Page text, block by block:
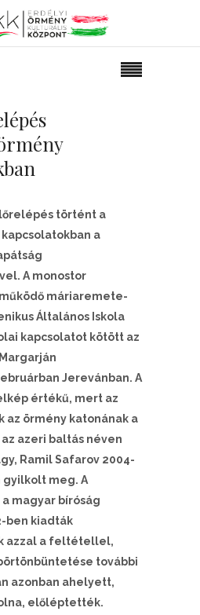
történt a
a
A monostor
máriaremete-
Általános Iskola
kapcsolatot kötött az
Jerevánban. A
értékű, mert az
az örmény katonának a
azeri baltás néven
Ramil Safarov 2004-
gyilkolt meg. A
magyar bíróság
ben kiadták
azzal a feltétellel,
további
azonban ahelyett,
előléptették.